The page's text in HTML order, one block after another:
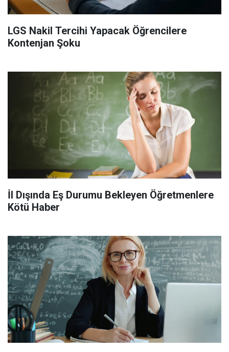
LGS Nakil Tercihi Yapacak Öğrencilere
Kontenjan Şoku
İl Dışında Eş Durumu Bekleyen Öğretmenlere
Kötü Haber